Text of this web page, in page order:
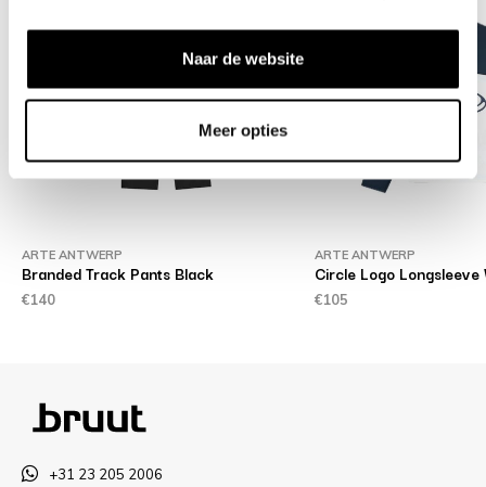
Naar de website
Meer opties
ARTE ANTWERP
Branded Track Pants Black
€140
ARTE ANTWERP
Circle Logo Longsleeve
€105
+31 23 205 2006